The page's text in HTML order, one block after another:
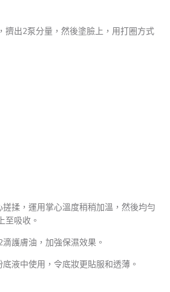
擠出2泵分量，然後塗臉上，用打圈方式
揉，運用掌心溫度稍稍加溫，然後均勻
至吸收。
護膚油，加強保濕效果。
液中使用，令底妝更貼服和透薄。